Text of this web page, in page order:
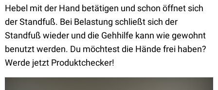
Hebel mit der Hand betätigen und schon öffnet sich
der Standfuß. Bei Belastung schließt sich der
Standfuß wieder und die Gehhilfe kann wie gewohnt
benutzt werden. Du möchtest die Hände frei haben?
Werde jetzt Produktchecker!